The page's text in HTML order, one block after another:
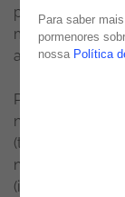
pilares
metodologias
a
serviçose
Para que esta
necessário
(tipicamente
necessidade
(intimamente
Para saber
pormenores
nossa Política